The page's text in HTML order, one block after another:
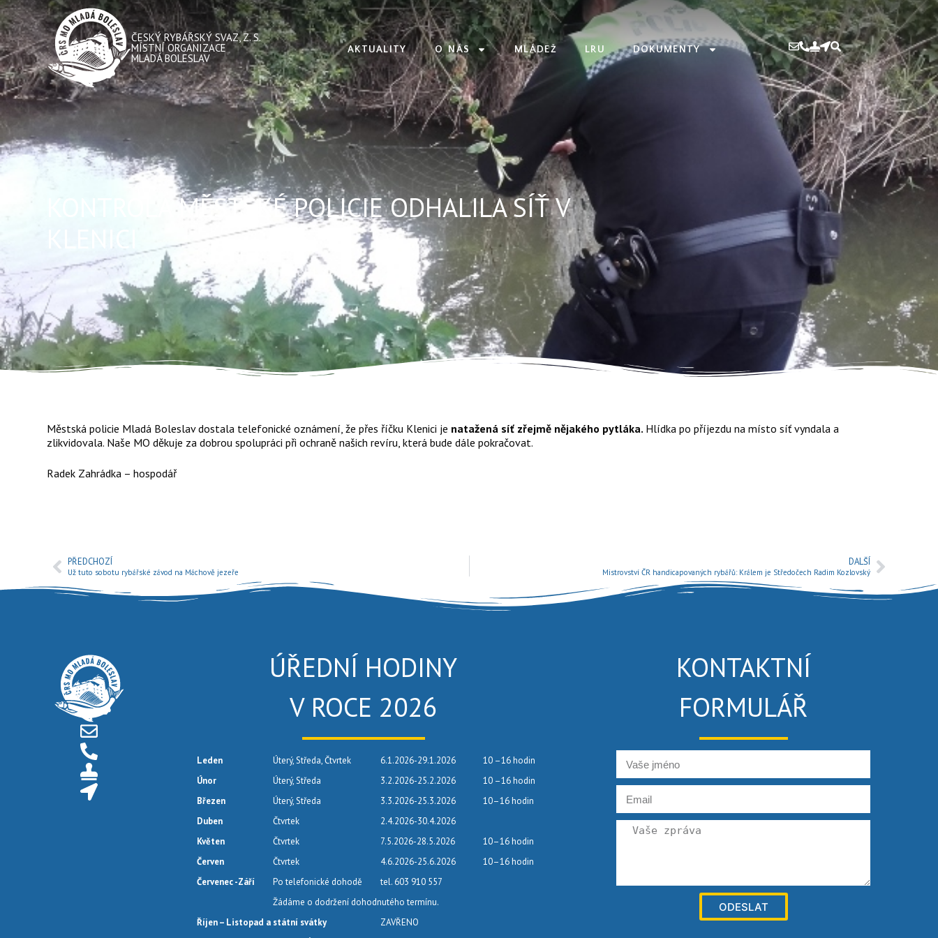
ČESKÝ RYBÁŘSKÝ SVAZ, Z. S.
MÍSTNÍ ORGANIZACE
MLADÁ BOLESLAV
AKTUALITY O NÁS MLÁDEŽ LRU DOKUMENTY
KONTROLA MĚSTSKÉ POLICIE ODHALILA SÍŤ V
KLENICI
Městská policie Mladá Boleslav dostala telefonické oznámení, že přes říčku Klenici je natažená síť zřejmě nějakého pytláka. Hlídka po příjezdu na místo síť vyndala a
zlikvidovala. Naše MO děkuje za dobrou spolupráci při ochraně našich revíru, která bude dále pokračovat.
Radek Zahrádka – hospodář
PŘEDCHOZÍ
Už tuto sobotu rybářské závod na Máchově jezeře
DALŠÍ
Mistrovství ČR handicapovaných rybářů: Králem je Středočech Radim Kozlovský
ÚŘEDNÍ HODINY
V ROCE 2026
Leden Úterý, Středa, Čtvrtek 6.1.2026-29.1.2026
10 –16 hodin
Únor
Úterý, Středa 3.2.2026-25.2.2026
10 –16 hodin
Březen
Úterý, Středa 3.3.2026-25.3.2026
10–16 hodin
Duben
Čtvrtek
2.4.2026-30.4.2026
Květen
Čtvrtek 7.5.2026-28.5.2026
10–16 hodin
Červen
Čtvrtek 4.6.2026-25.6.2026
10–16 hodin
Červenec -Září
Po telefonické dohodě
tel. 603 910 557
Žádáme o dodržení dohodnutého termínu.
Říjen – Listopad a státní svátky
ZAVŘENO
KONTAKTNÍ
FORMULÁŘ
ODESLAT